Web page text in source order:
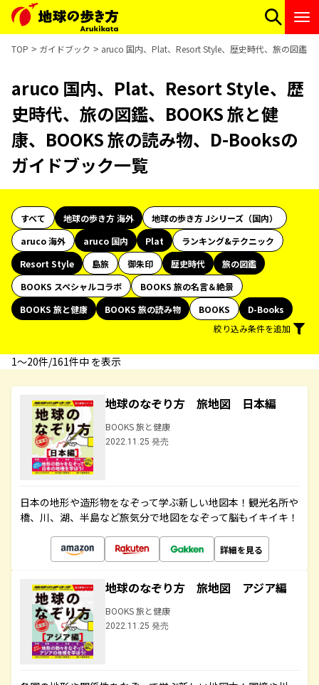
TOP ガイドブック aruco 国内、Plat、Resort Style、歴史時代、旅の図鑑
aruco 国内、Plat、Resort Style、歴
史時代、旅の図鑑、BOOKS 旅と健
康、BOOKS 旅の読み物、D-Booksの
ガイドブック一覧
すべて 地球の歩き方 海外
地球の歩き方 Jシリーズ（国内）
aruco 海外
aruco 国内 Plat
ランキング&テクニック
Resort Style
島旅 御朱印 歴史時代
旅の図鑑
BOOKS スペシャルコラボ
BOOKS 旅の名言＆絶景
BOOKS 旅と健康
BOOKS 旅の読み物 BOOKS
D-Books
絞り込み条件を追加
1〜20件/161件中 を表示
地球のなぞり方 旅地図 日本編
BOOKS 旅と健康
2022.11.25 発売
日本の地形や造形物をなぞって学ぶ新しい地図本！観光名所や
橋、川、湖、半島など旅気分で地図をなぞって脳もイキイキ！
詳細を見る
地球のなぞり方 旅地図 アジア編
BOOKS 旅と健康
2022.11.25 発売